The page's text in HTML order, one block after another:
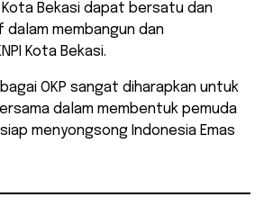
Bekasi dapat bersatu dan
membangun dan
Kota Bekasi.
OKP sangat diharapkan untuk
dalam membentuk pemuda
menyongsong Indonesia Emas